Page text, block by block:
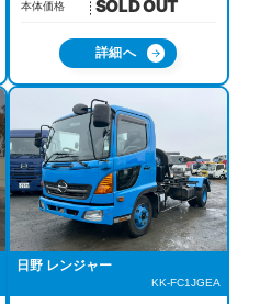
本体価格
詳細へ
日野 レンジャー
KK-FC1JGEA